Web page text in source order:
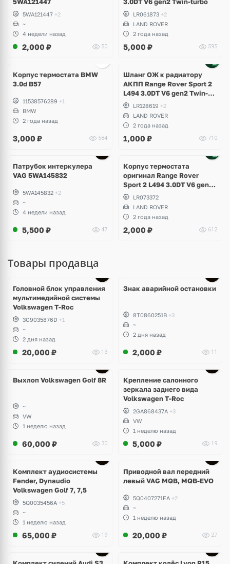
5WA121447 +2
~
4 недели назад
2,000 ₽ 50
LR061873 +2
LAND ROVER
2 года назад
5,000 ₽ 595
Корпус термостата BMW
3.0d B57
11538576289 +1
BMW
2 года назад
3,000 ₽ 584
Шланг ОЖ к радиатору
АКПП Range Rover Sport 2
L494 3.0DT V6 gen2 Twin-
turboLR128619 +2
LAND ROVER
2 года назад
1,000 ₽ 710
Патрубок интеркулера
VAG 5WA145832
5WA145832 +2
~
4 недели назад
5,500 ₽ 47
Корпус термостата
оригинал Range Rover
Sport 2 L494 3.0DT V6 gen2
Twin-turbo
LR073372
LAND ROVER
2 года назад
2,000 ₽ 612
Товары продавца
Головной блок управления
мультимедийной системы
Volkswagen T-Roc
3G9035876D +1
~
2 дня назад
20,000 ₽ 13
Знак аварийной остановки
8T0860251B +3
~
2 дня назад
2,000 ₽ 11
Выхлоп Volkswagen Golf 8R
~
VW
1 неделю назад
60,000 ₽ 30
Крепление салонного
зеркала заднего вида
Volkswagen T-Roc
2GA868437A +3
VW
1 неделю назад
5,000 ₽ 19
Комплект аудиосистемы
Fender, Dynaudio
Volkswagen Golf 7, 7,5
5Q0035456A +5
~
1 неделю назад
65,000 ₽ 19
Приводной вал передний
левый VAG MQB, MQB-EVO
5Q0407271EA +2
~
1 неделю назад
20,000 ₽ 27